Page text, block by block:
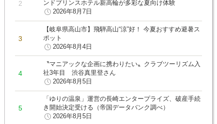
ンドプリンスホテル新高輪が多彩な夏向け体験
2026年8月7日
【岐阜県高山市】飛騨高山“涼”好！ 今夏おすすめ避暑ス
ポット
2026年8月4日
〝マニアックな企画に携わりたい〟クラブツーリズム入
社3年目 渋谷真里登さん
2026年8月5日
「ゆりの温泉」運営の長崎エンタープライズ、破産手続
き開始決定受ける（帝国データバンク調べ）
2026年8月5日